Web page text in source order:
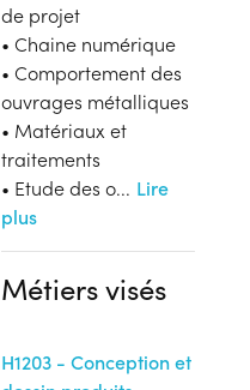
de projet
• Chaine numérique
• Comportement des
ouvrages métalliques
• Matériaux et
traitements
• Etude des o... Lire
plus
Métiers visés
H1203 - Conception et